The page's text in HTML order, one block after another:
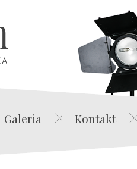
Edwin Film Agencja Aktorska
Galeria Kontakt